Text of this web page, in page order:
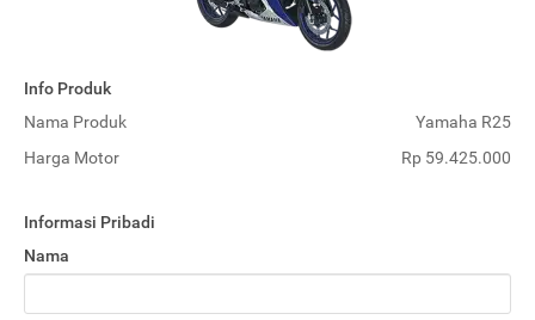
Info Produk
Nama Produk
Yamaha R25
Harga Motor
Rp 59.425.000
Informasi Pribadi
Nama